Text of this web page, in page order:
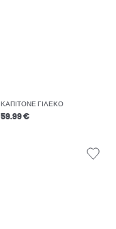
ΚΑΠΙΤΟΝΈ ΓΙΛΈΚΟ
59.99 €